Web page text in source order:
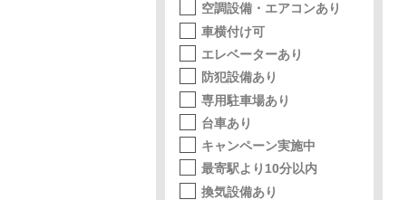
空調設備・エアコンあり
車横付け可
エレベーターあり
防犯設備あり
専用駐車場あり
台車あり
キャンペーン実施中
最寄駅より10分以内
換気設備あり